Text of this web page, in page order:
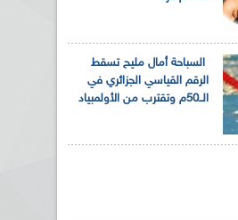
السباحة أمال مليح تسقط
الرقم القياسي الجزائري في
الــ50م وتقترب من الأولمبياد